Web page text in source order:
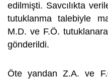
edilmişti. Savcılıkta
tutuklanma talebiyle
M.D. ve F.Ö.
gönderildi.
Öte yandan Z.A. ve